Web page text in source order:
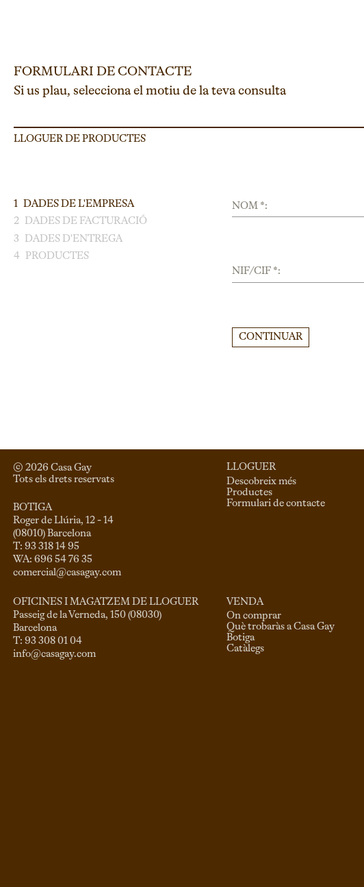
FORMULARI DE CONTACTE
Si us plau, selecciona el motiu de la teva consulta
LLOGUER DE PRODUCTES
1 DADES DE L'EMPRESA
2
DADES DE FACTURACIÓ
3
DADES D'ENTREGA
4
PRODUCTES
NOM *:
NIF/CIF *:
CONTINUAR
© 2026 Casa Gay
Tots els drets reservats
BOTIGA
Roger de Llúria, 12 - 14
(08010) Barcelona
T: 93 318 14 95
comercial@casagay.com
OFICINES I MAGATZEM DE LLOGUER
Passeig de la Verneda, 150 (08030)
Barcelona
T: 93 308 01 04
info@casagay.com
LLOGUER
Descobreix més
Productes
Formulari de contacte
VENDA
On comprar
Què trobaràs a Casa Gay
Botiga
Catàlegs